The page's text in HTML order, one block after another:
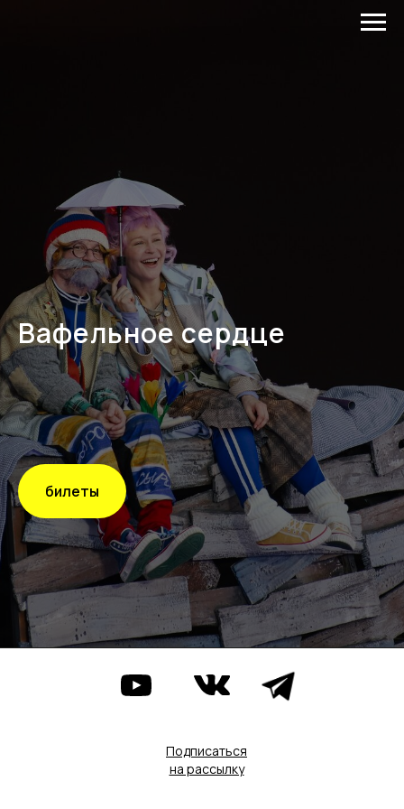
Вафельное сердце
билеты
Подписаться
на рассылку